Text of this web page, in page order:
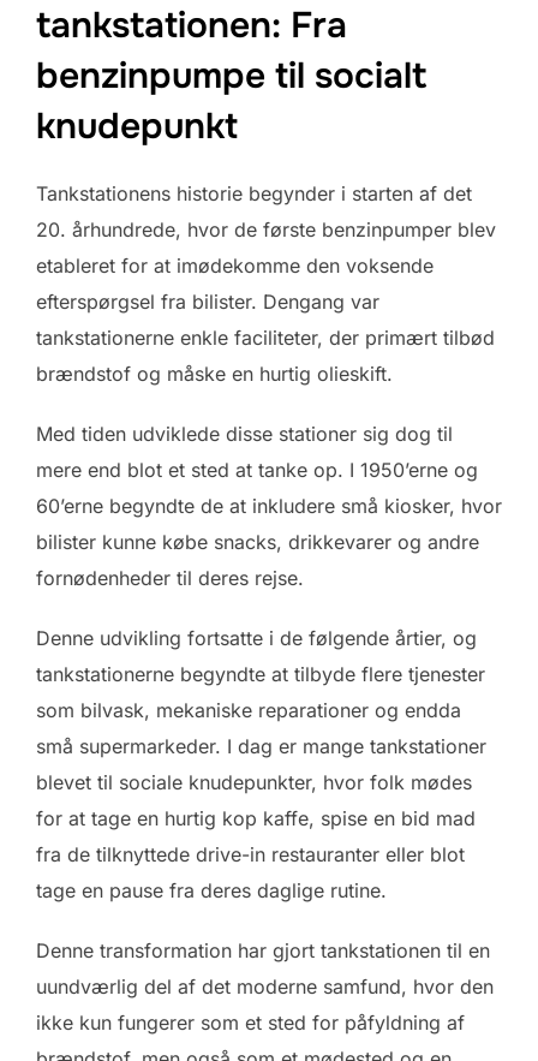
tankstationen: Fra
benzinpumpe til socialt
knudepunkt
Tankstationens historie begynder i starten af det
20. århundrede, hvor de første benzinpumper blev
etableret for at imødekomme den voksende
efterspørgsel fra bilister. Dengang var
tankstationerne enkle faciliteter, der primært tilbød
brændstof og måske en hurtig olieskift.
Med tiden udviklede disse stationer sig dog til
mere end blot et sted at tanke op. I 1950’erne og
60’erne begyndte de at inkludere små kiosker, hvor
bilister kunne købe snacks, drikkevarer og andre
fornødenheder til deres rejse.
Denne udvikling fortsatte i de følgende årtier, og
tankstationerne begyndte at tilbyde flere tjenester
som bilvask, mekaniske reparationer og endda
små supermarkeder. I dag er mange tankstationer
blevet til sociale knudepunkter, hvor folk mødes
for at tage en hurtig kop kaffe, spise en bid mad
fra de tilknyttede drive-in restauranter eller blot
tage en pause fra deres daglige rutine.
Denne transformation har gjort tankstationen til en
uundværlig del af det moderne samfund, hvor den
ikke kun fungerer som et sted for påfyldning af